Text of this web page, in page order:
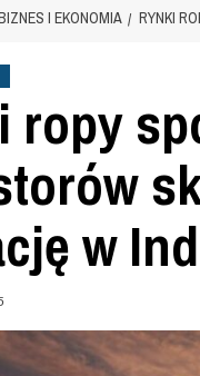
I EKONOMIA RYNKI
ropy
w